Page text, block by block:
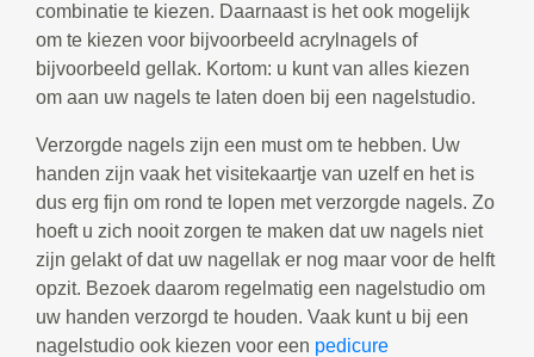
combinatie te kiezen. Daarnaast is het ook mogelijk
om te kiezen voor bijvoorbeeld acrylnagels of
bijvoorbeeld gellak. Kortom: u kunt van alles kiezen
om aan uw nagels te laten doen bij een nagelstudio.
Verzorgde nagels zijn een must om te hebben. Uw
handen zijn vaak het visitekaartje van uzelf en het is
dus erg fijn om rond te lopen met verzorgde nagels. Zo
hoeft u zich nooit zorgen te maken dat uw nagels niet
zijn gelakt of dat uw nagellak er nog maar voor de helft
opzit. Bezoek daarom regelmatig een nagelstudio om
uw handen verzorgd te houden. Vaak kunt u bij een
nagelstudio ook kiezen voor een pedicure